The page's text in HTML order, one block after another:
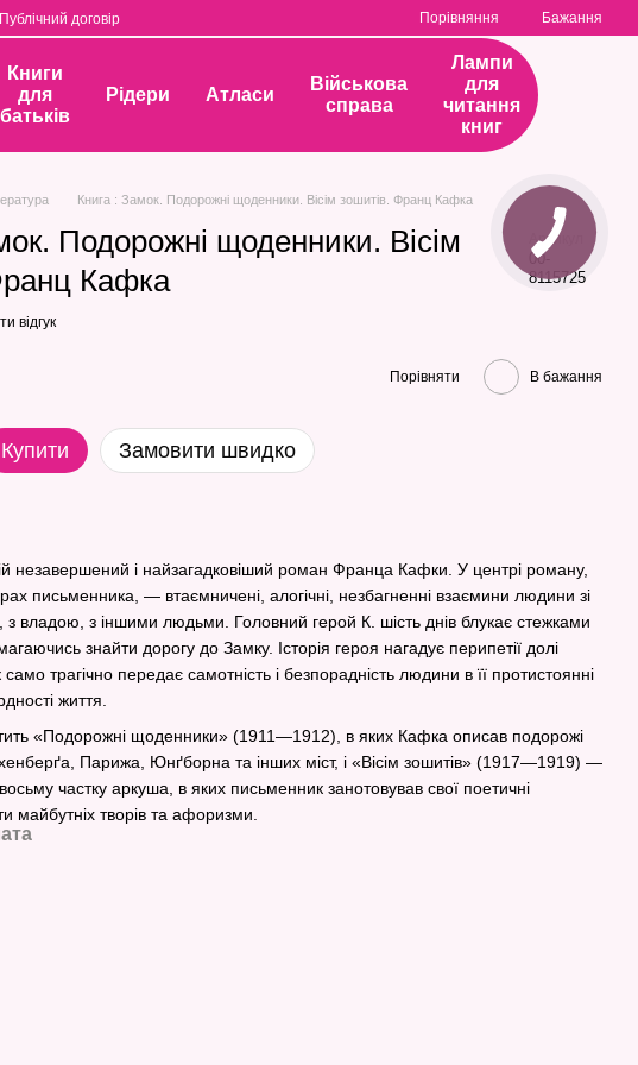
Публічний договір Порівняння Бажання
Книги
для
батьків
Рідери Атласи
Військова
справа
Лампи
для
читання
книг
Книга : Замок. Подорожні щоденники. Вісім зошитів. Франц Кафка
Подорожні щоденники. Вісім
Кафка
Артикул
00-
8115725
відгук
Порівняти В бажання
Купити Замовити швидко
незавершений і найзагадковіший роман Франца Кафки. У центрі роману,
письменника, — втаємничені, алогічні, незбагненні взаємини людини зі
з владою, з іншими людьми. Головний герой К. шість днів блукає стежками
знайти дорогу до Замку. Історія героя нагадує перипетії долі
трагічно передає самотність і безпорадність людини в її протистоянні
життя.
«Подорожні щоденники» (1911—1912), в яких Кафка описав подорожі
Парижа, Юнґборна та інших міст, і «Вісім зошитів» (1917—1919) —
частку аркуша, в яких письменник занотовував свої поетичні
майбутніх творів та афоризми.